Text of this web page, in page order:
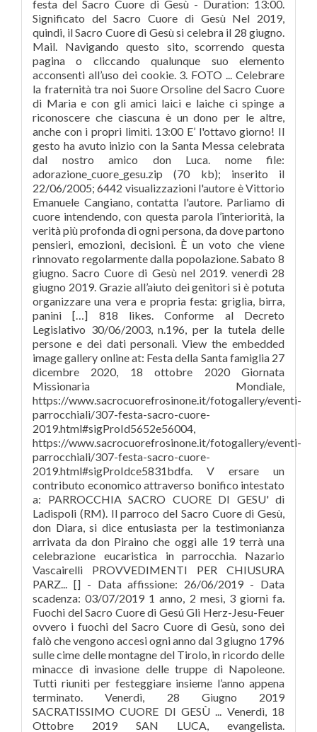
festa del Sacro Cuore di Gesù - Duration: 13:00.
Significato del Sacro Cuore di Gesù Nel 2019,
quindi, il Sacro Cuore di Gesù si celebra il 28 giugno.
Mail. Navigando questo sito, scorrendo questa
pagina o cliccando qualunque suo elemento
acconsenti all’uso dei cookie. 3. FOTO ... Celebrare
la fraternità tra noi Suore Orsoline del Sacro Cuore
di Maria e con gli amici laici e laiche ci spinge a
riconoscere che ciascuna è un dono per le altre,
anche con i propri limiti. 13:00 E’ l'ottavo giorno! Il
gesto ha avuto inizio con la Santa Messa celebrata
dal nostro amico don Luca. nome file:
adorazione_cuore_gesu.zip (70 kb); inserito il
22/06/2005; 6442 visualizzazioni l'autore è Vittorio
Emanuele Cangiano, contatta l'autore. Parliamo di
cuore intendendo, con questa parola l’interiorità, la
verità più profonda di ogni persona, da dove partono
pensieri, emozioni, decisioni. È un voto che viene
rinnovato regolarmente dalla popolazione. Sabato 8
giugno. Sacro Cuore di Gesù nel 2019. venerdì 28
giugno 2019. Grazie all’aiuto dei genitori si è potuta
organizzare una vera e propria festa: griglia, birra,
panini […] 818 likes. Conforme al Decreto
Legislativo 30/06/2003, n.196, per la tutela delle
persone e dei dati personali. View the embedded
image gallery online at: Festa della Santa famiglia 27
dicembre 2020, 18 ottobre 2020 Giornata
Missionaria Mondiale,
https://www.sacrocuorefrosinone.it/fotogallery/eventi-
parrocchiali/307-festa-sacro-cuore-
2019.html#sigProId5652e56004,
https://www.sacrocuorefrosinone.it/fotogallery/eventi-
parrocchiali/307-festa-sacro-cuore-
2019.html#sigProIdce5831bdfa. V ersare un
contributo economico attraverso bonifico intestato
a: PARROCCHIA SACRO CUORE DI GESU' di
Ladispoli (RM). Il parroco del Sacro Cuore di Gesù,
don Diara, si dice entusiasta per la testimonianza
arrivata da don Piraino che oggi alle 19 terrà una
celebrazione eucaristica in parrocchia. Nazario
Vascairelli PROVVEDIMENTI PER CHIUSURA
PARZ... [] - Data affissione: 26/06/2019 - Data
scadenza: 03/07/2019 1 anno, 2 mesi, 3 giorni fa.
Fuochi del Sacro Cuore di Gesú Gli Herz-Jesu-Feuer
ovvero i fuochi del Sacro Cuore di Gesù, sono dei
falò che vengono accesi ogni anno dal 3 giugno 1796
sulle cime delle montagne del Tirolo, in ricordo delle
minacce di invasione delle truppe di Napoleone.
Tutti riuniti per festeggiare insieme l’anno appena
terminato. Venerdì, 28 Giugno 2019
SACRATISSIMO CUORE DI GESÙ ... Venerdì, 18
Ottobre 2019 SAN LUCA, evangelista.